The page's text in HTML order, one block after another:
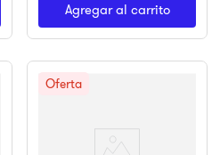
Agregar al carrito